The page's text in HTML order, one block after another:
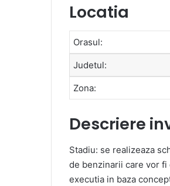
Locatia
Orasul:
Judetul:
Zona:
Descriere
Stadiu: se realizeaza
de benzinarii care vor fi
executia in baza